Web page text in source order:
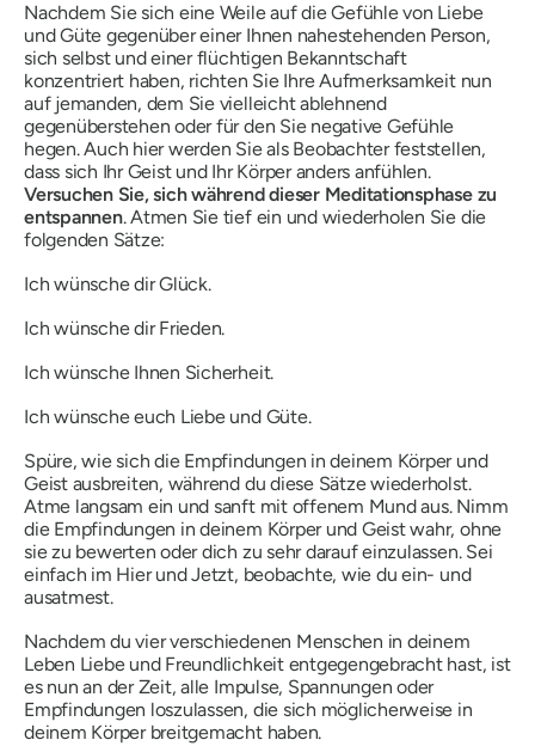
Nachdem Sie sich eine Weile auf die Gefühle von Liebe
und Güte gegenüber einer Ihnen nahestehenden Person,
sich selbst und einer flüchtigen Bekanntschaft
konzentriert haben, richten Sie Ihre Aufmerksamkeit nun
auf jemanden, dem Sie vielleicht ablehnend
gegenüberstehen oder für den Sie negative Gefühle
hegen. Auch hier werden Sie als Beobachter feststellen,
dass sich Ihr Geist und Ihr Körper anders anfühlen.
Versuchen Sie, sich während dieser Meditationsphase zu
entspannen. Atmen Sie tief ein und wiederholen Sie die
folgenden Sätze:
Ich wünsche dir Glück.
Ich wünsche dir Frieden.
Ich wünsche Ihnen Sicherheit.
Ich wünsche euch Liebe und Güte.
Spüre, wie sich die Empfindungen in deinem Körper und
Geist ausbreiten, während du diese Sätze wiederholst.
Atme langsam ein und sanft mit offenem Mund aus. Nimm
die Empfindungen in deinem Körper und Geist wahr, ohne
sie zu bewerten oder dich zu sehr darauf einzulassen. Sei
einfach im Hier und Jetzt, beobachte, wie du ein- und
ausatmest.
Nachdem du vier verschiedenen Menschen in deinem
Leben Liebe und Freundlichkeit entgegengebracht hast, ist
es nun an der Zeit, alle Impulse, Spannungen oder
Empfindungen loszulassen, die sich möglicherweise in
deinem Körper breitgemacht haben.